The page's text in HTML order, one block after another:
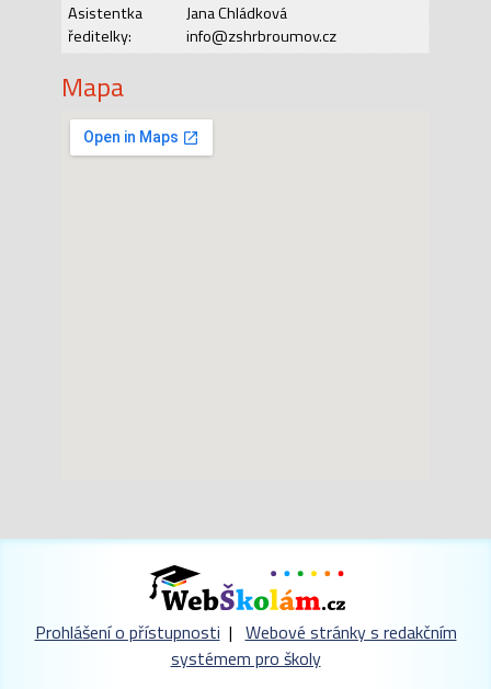
Asistentka
ředitelky:
Jana Chládková
info@zshrbroumov.cz
Mapa
Prohlášení o přístupnosti | Webové stránky s redakčním
systémem pro školy